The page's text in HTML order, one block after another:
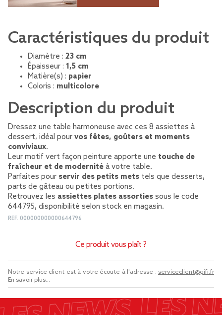
Caractéristiques du produit
Diamètre : 23 cm
Épaisseur : 1,5 cm
Matière(s) : papier
Coloris : multicolore
Description du produit
Dressez une table harmoneuse avec ces 8 assiettes à
dessert, idéal pour vos fêtes, goûters et moments
conviviaux.
Leur motif vert façon peinture apporte une touche de
fraîcheur et de modernité à votre table.
Parfaites pour servir des petits mets tels que desserts,
parts de gâteau ou petites portions.
Retrouvez les assiettes plates assorties sous le code
644795, disponibilité selon stock en magasin.
REF. 000000000000644796
Ce produit vous plaît ?
Notre service client est à votre écoute à l'adresse : serviceclient@gifi.fr
En savoir plus...